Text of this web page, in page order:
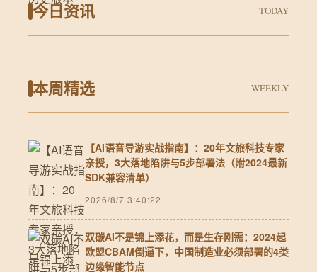
今日资讯 TODAY
本周精选 WEEKLY
【AI语音导游实战指南】：20年文旅科技专家
亲授，3大落地陷阱与5步部署法（附2024最新
SDK兼容清单）
2026/8/7 3:40:22
双碳AI不是锦上添花，而是生存刚需：2024起
欧盟CBAM倒逼下，中国制造业必须部署的4类
边缘智能节点